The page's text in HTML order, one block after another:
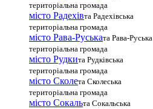
територіальна громада
місто Радехівта Радехівська
територіальна громада
місто Рава-Руськата Рава-Руська
територіальна громада
місто Рудкита Рудківська
територіальна громада
місто Сколета Сколеська
територіальна громада
місто Сокальта Сокальська